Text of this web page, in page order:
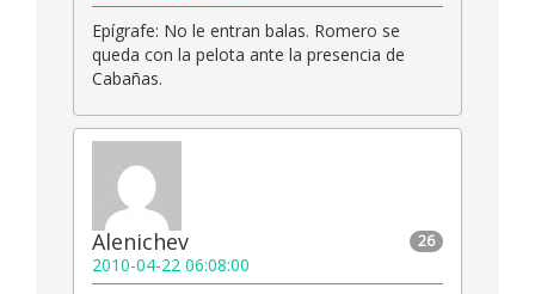
Epígrafe: No le entran balas. Romero se
queda con la pelota ante la presencia de
Cabañas.
26
Alenichev
2010-04-22 06:08:00